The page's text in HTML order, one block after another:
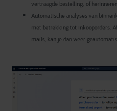
vertraagde bestelling, of
Automatische analyses van
met betrekking tot inkooporders.
mails, kan je dan weer